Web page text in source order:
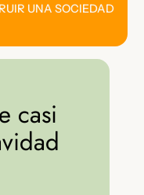
UNA SOCIEDAD
casi